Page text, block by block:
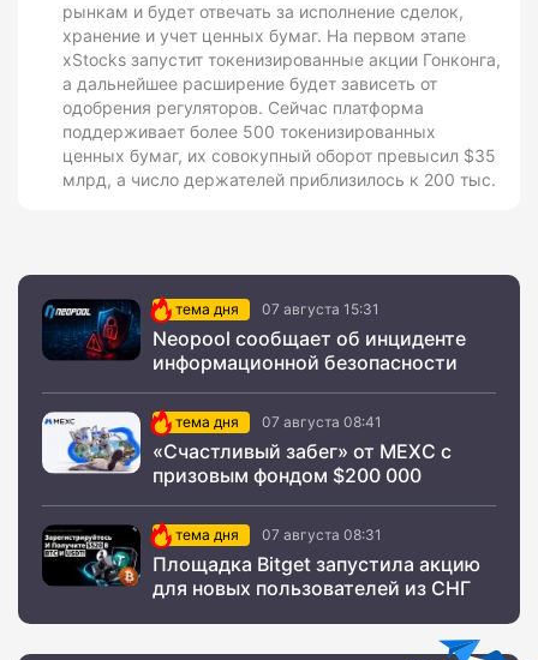
рынкам и будет отвечать за исполнение сделок,
хранение и учет ценных бумаг. На первом этапе
xStocks запустит токенизированные акции Гонконга,
а дальнейшее расширение будет зависеть от
одобрения регуляторов. Сейчас платформа
поддерживает более 500 токенизированных
ценных бумаг, их совокупный оборот превысил $35
млрд, а число держателей приблизилось к 200 тыс.
тема дня 07 августа 15:31
Neopool сообщает об инциденте
информационной безопасности
тема дня 07 августа 08:41
«Счастливый забег» от MEXC с
призовым фондом $200 000
тема дня 07 августа 08:31
Площадка Bitget запустила акцию
для новых пользователей из СНГ